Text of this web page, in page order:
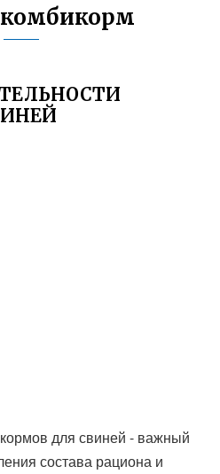
комбикорм
для свиней - важный
состава рациона и